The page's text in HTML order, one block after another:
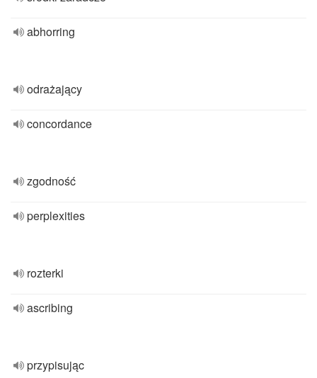
abhorring
odrażający
concordance
zgodność
perplexities
rozterki
ascribing
przypisując